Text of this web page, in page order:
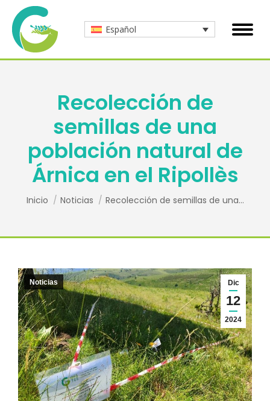
Español
Recolección de
semillas de una
población natural de
Árnica en el Ripollès
Estás aquí:
Inicio Noticias Recolección de semillas de una…
Dic
12
2024
Noticias